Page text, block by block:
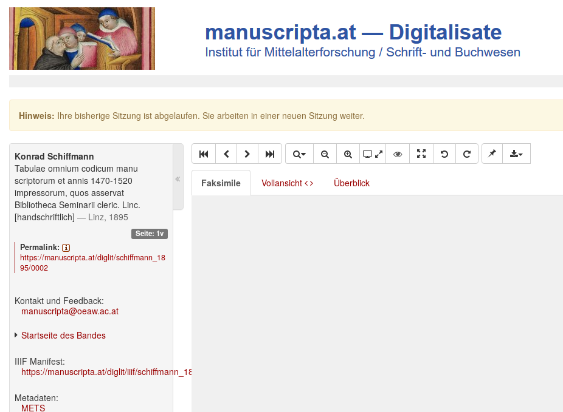
Hinweis: Ihre bisherige Sitzung ist abgelaufen. Sie arbeiten in einer neuen Sitzung weiter.
Konrad Schiffmann
Tabulae omnium codicum manu
scriptorum et annis 1470-1520
impressorum, quos asservat
Bibliotheca Seminarii cleric. Linc.
[handschriftlich] — Linz, 1895
Seite: 1v
Permalink:
https://manuscripta.at/diglit/schiffmann_18
95/0002
Kontakt und Feedback:
manuscripta@oeaw.ac.at
Startseite des Bandes
IIIF Manifest:
https://manuscripta.at/diglit/iiif/schiffmann_1895/manifest.json
Metadaten:
METS
Faksimile Vollansicht Überblick